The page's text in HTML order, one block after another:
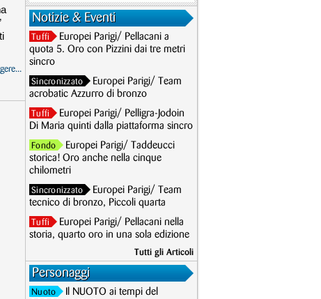
Notizie & Eventi
Tuffi
Europei Parigi/ Pellacani a
quota 5. Oro con Pizzini dai tre metri
sincro
Sincronizzato
Europei Parigi/ Team
acrobatic Azzurro di bronzo
Tuffi
Europei Parigi/ Pelligra-Jodoin
Di Maria quinti dalla piattaforma sincro
Fondo
Europei Parigi/ Taddeucci
storica! Oro anche nella cinque
chilometri
Sincronizzato
Europei Parigi/ Team
tecnico di bronzo, Piccoli quarta
Tuffi
Europei Parigi/ Pellacani nella
storia, quarto oro in una sola edizione
Tutti gli Articoli
Personaggi
Nuoto
Il NUOTO ai tempi del